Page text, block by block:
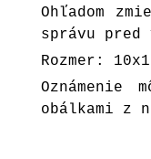
Ohľadom
správu pred
Rozmer:
obálkami z